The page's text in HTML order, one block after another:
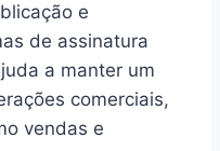
e
de assinatura
a manter um
comerciais,
vendas e